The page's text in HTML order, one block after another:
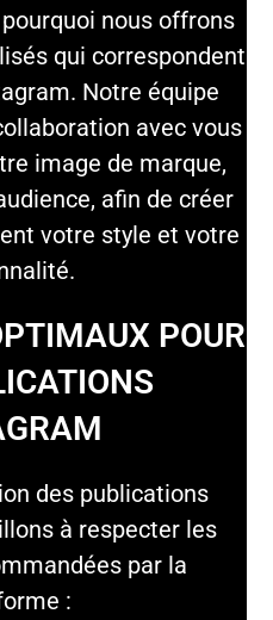
nous offrons
qui correspondent
Notre équipe
avec vous
image de marque,
afin de créer
votre style et votre
POUR
des publications
à respecter les
par la
: